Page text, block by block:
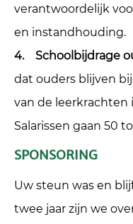
verantwoordelijk
en instandhouding.
4. Schoolbijdrage
dat ouders blijven
van de leerkrachten
Salarissen gaan 50
SPONSORING
Uw steun was en
twee jaar zijn we